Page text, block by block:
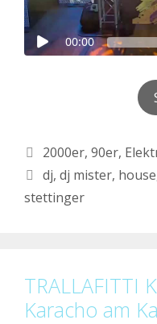
Kategorien
2000er, 90er,
Schlagwörter
dj, dj mister, house
stettinger
TRALLAFITTI
Karacho am